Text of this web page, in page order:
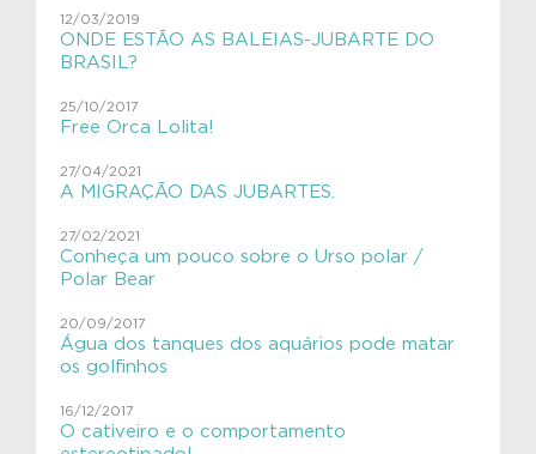
#VIVAnasEscolas
#VIVAsemlixo
Aves
Educação Ambiental
ExpediçãoVIVACinzAzul
SHE
VIVAGaleria
12/03/2019
ONDE ESTÃO AS BALEIAS-JUBARTE DO
BRASIL?
25/10/2017
Free Orca Lolita!
27/04/2021
A MIGRAÇÃO DAS JUBARTES.
27/02/2021
Conheça um pouco sobre o Urso polar /
Polar Bear
20/09/2017
Água dos tanques dos aquários pode matar
os golfinhos
16/12/2017
O cativeiro e o comportamento